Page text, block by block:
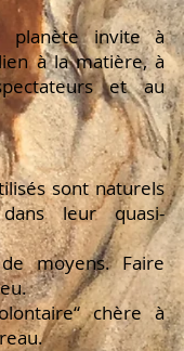
planète invite à
à la matière, à
et au
sont naturels
leur quasi-
moyens. Faire
chère à